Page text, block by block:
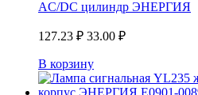
AC/DC цилиндр ЭНЕРГИЯ
127.23 ₽ 33.00 ₽
В корзину